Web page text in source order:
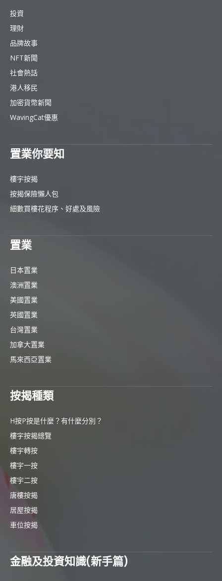
投資
理財
品牌故事
NFT新聞
社會熱話
港人移民
加密貨幣新聞
WavingCat優惠
置業你要知
樓宇按揭
按揭保險懶人包
細數買樓花程序、好處及風險
置業
日本置業
澳洲置業
美國置業
英國置業
台灣置業
加拿大置業
馬來西亞置業
按揭種類
H按P按是什麼？有什麼分別？
樓宇按揭總覽
樓宇轉按
樓宇一按
樓宇二按
唐樓按揭
居屋按揭
車位按揭
金融及投資知識(新手篇)